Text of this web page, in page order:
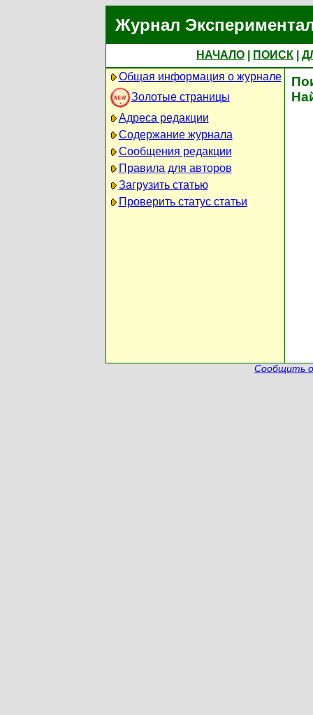
Журнал
НАЧАЛО ПОИСК
Общая информация о журнале
Золотые страницы
Адреса редакции
Содержание журнала
Сообщения редакции
Правила для авторов
Загрузить статью
Проверить статус статьи
Сообщить о